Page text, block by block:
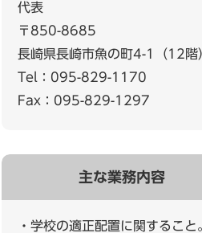
代表
〒850-8685
長崎県長崎市魚の町4-1（12階
Tel：095-829-1170
Fax：095-829-1297
主な業務内容
・学校の適正配置に関すること